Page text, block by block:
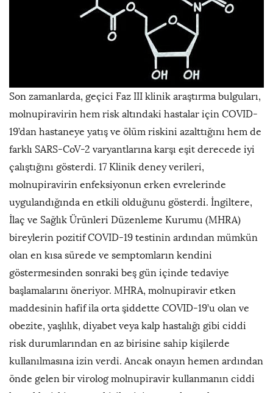
Son zamanlarda, geçici Faz III klinik araştırma bulguları,
molnupiravirin hem risk altındaki hastalar için COVID-
19’dan hastaneye yatış ve ölüm riskini azalttığını hem de
farklı SARS-CoV-2 varyantlarına karşı eşit derecede iyi
çalıştığını gösterdi. 17 Klinik deney verileri,
molnupiravirin enfeksiyonun erken evrelerinde
uygulandığında en etkili olduğunu gösterdi. İngiltere,
İlaç ve Sağlık Ürünleri Düzenleme Kurumu (MHRA)
bireylerin pozitif COVID-19 testinin ardından mümkün
olan en kısa sürede ve semptomların kendini
göstermesinden sonraki beş gün içinde tedaviye
başlamalarını öneriyor. MHRA, molnupiravir etken
maddesinin hafif ila orta şiddette COVID-19’u olan ve
obezite, yaşlılık, diyabet veya kalp hastalığı gibi ciddi
risk durumlarından en az birisine sahip kişilerde
kullanılmasına izin verdi. Ancak onayın hemen ardından
önde gelen bir virolog molnupiravir kullanmanın ciddi